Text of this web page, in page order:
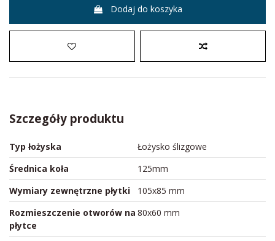
Dodaj do koszyka
Szczegóły produktu
Typ łożyska
Łożysko ślizgowe
Średnica koła
125mm
Wymiary zewnętrzne płytki
105x85 mm
Rozmieszczenie otworów na
płytce
80x60 mm